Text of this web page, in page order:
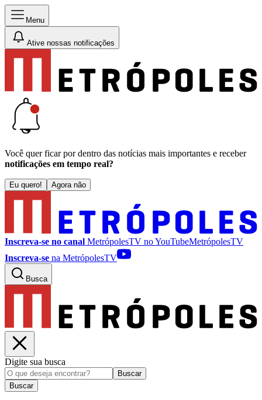
Menu
Ative nossas notificações
Você quer ficar por dentro das notícias mais importantes e receber
notificações em tempo real?
Eu quero! Agora não
Inscreva-se no canal MetrópolesTV noYouTubeMetrópolesTV
Inscreva-se na MetrópolesTV
Busca
Digite sua busca
Buscar
Buscar